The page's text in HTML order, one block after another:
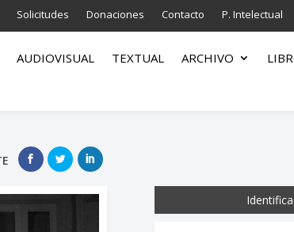
Solicitudes Donaciones Contacto P. Intelectual
AUDIOVISUAL TEXTUAL ARCHIVO